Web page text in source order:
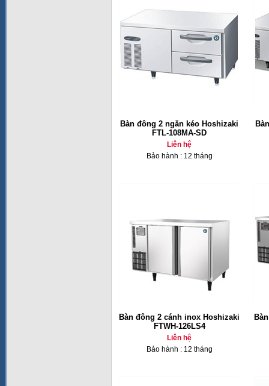
Bàn đông 2 ngăn kéo Hoshizaki
FTL-108MA-SD
Liên hệ
Bảo hành : 12 tháng
Bàn đông 2 cánh inox Hoshizaki
FTWH-126LS4
Liên hệ
Bảo hành : 12 tháng